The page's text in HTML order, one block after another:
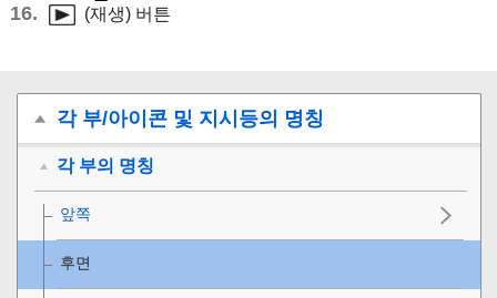
(재생) 버튼
각 부/아이콘 및 지시등의 명칭
각 부의 명칭
앞쪽
후면